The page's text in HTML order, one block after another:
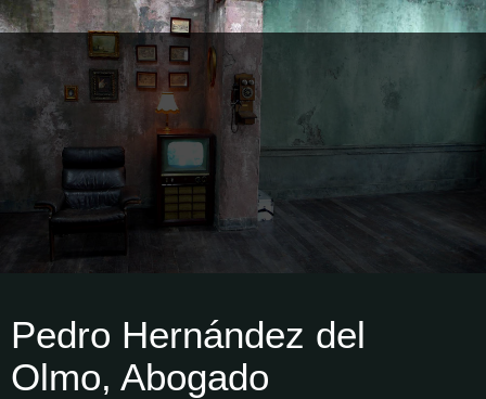
Pedro Hernández del
Olmo, Abogado